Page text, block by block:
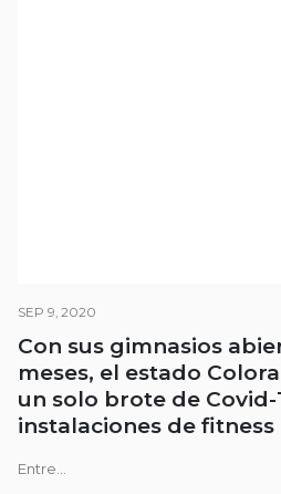
SEP 9, 2020
Con sus gimnasios
meses, el estado
un solo brote de Covid-
instalaciones de fitness
Entre...